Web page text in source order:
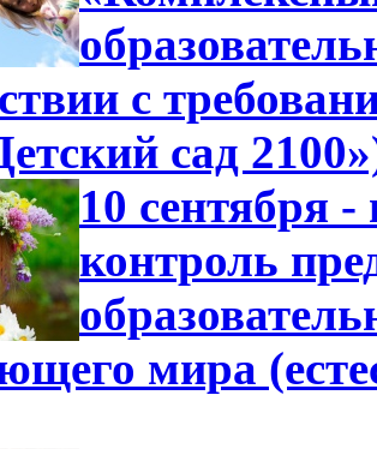
с
сад
10 сентября
контроль
мира